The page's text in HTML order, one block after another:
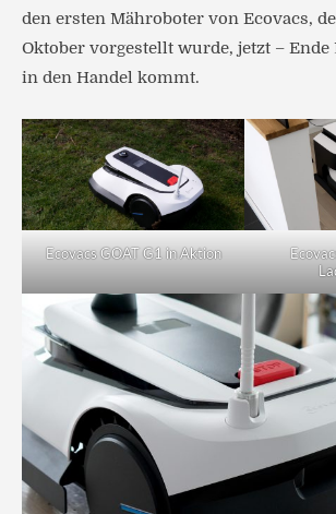
den ersten Mähroboter von Ecovacs,
Oktober vorgestellt wurde, jetzt – Ende
in den Handel kommt.
Ecovacs GOAT G1 in Aktion